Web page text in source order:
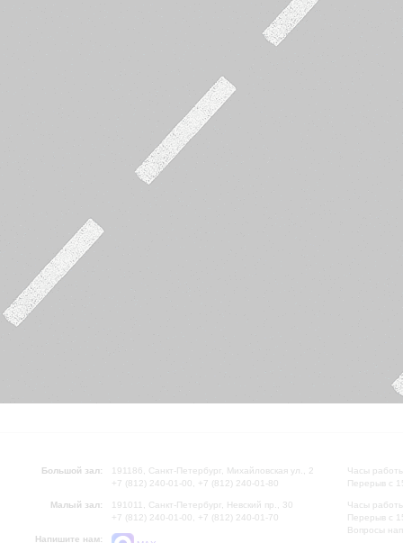
Большой зал:
191186, Санкт-Петербург, Михайловская ул., 2
+7 (812) 240-01-00, +7 (812) 240-01-80
Малый зал:
191011, Санкт-Петербург, Невский пр., 30
+7 (812) 240-01-00, +7 (812) 240-01-70
Напишите нам:
Часы
Перерыв с
Часы
Перерыв с
Вопросы